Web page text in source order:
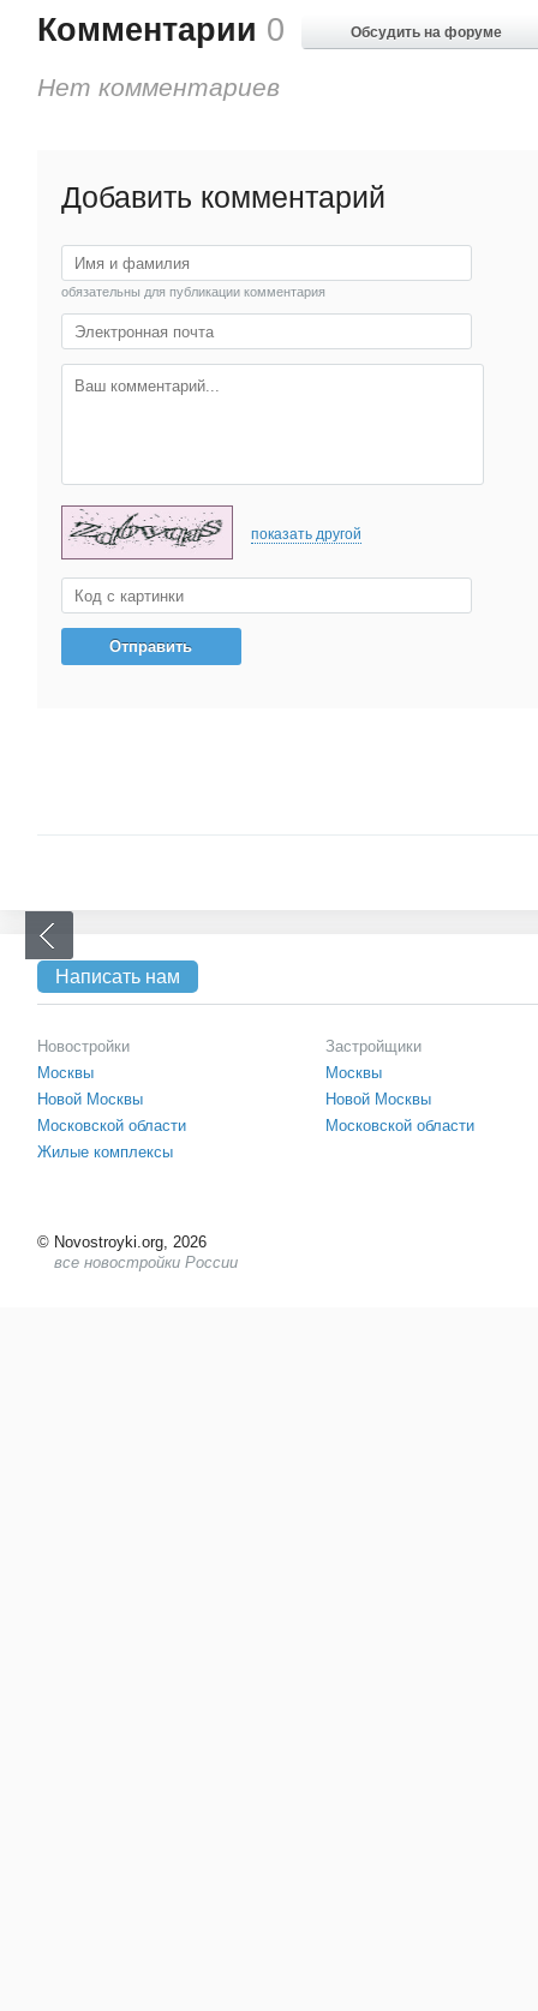
Обсудить на форуме
Комментарии 0
Нет комментариев
Добавить комментарий
обязательны для публикации комментария
показать другой
Написать нам
Новостройки
Москвы
Новой Москвы
Московской области
Жилые комплексы
Застройщики
Москвы
Новой Москвы
Московской области
© Novostroyki.org, 2026
все новостройки России